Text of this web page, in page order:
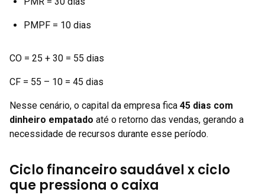
PMPF = 10 dias
CO = 25 + 30 = 55 dias
CF = 55 – 10 = 45 dias
Nesse cenário, o capital da empresa fica 45 dias com
dinheiro empatado até o retorno das vendas, gerando a
necessidade de recursos durante esse período.
Ciclo financeiro saudável x ciclo
que pressiona o caixa